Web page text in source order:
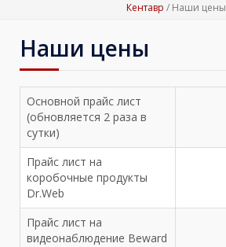
Кентавр / Наши цены
Наши цены
Основной прайс лист
(обновляется 2 раза в
сутки)
Прайс лист на
коробочные продукты
Dr.Web
Прайс лист на
видеонаблюдение Beward